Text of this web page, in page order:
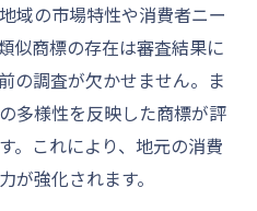
域の市場特性や消費者ニー
似商標の存在は審査結果に
の調査が欠かせません。ま
多様性を反映した商標が評
。これにより、地元の消費
が強化されます。